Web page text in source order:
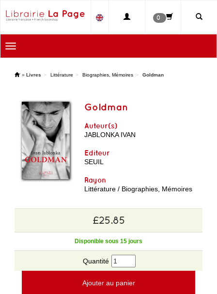
0
Toggle
navigation
' » Livres Littérature Biographies, Mémoires Goldman
Goldman
Auteur(s)
JABLONKA IVAN
Editeur
SEUIL
Rayon
Littérature / Biographies, Mémoires
£25.85
Disponible sous 15 jours
Quantité
Ajouter au panier